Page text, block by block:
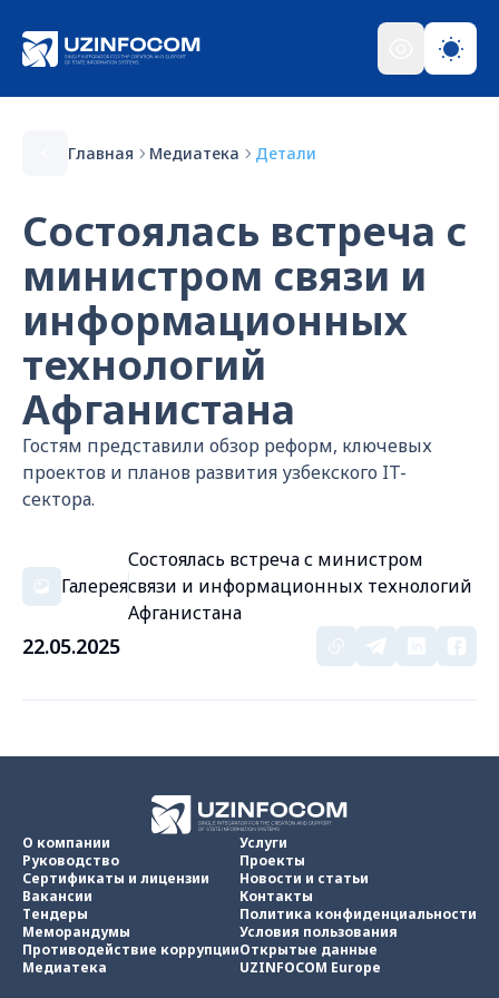
Главная Медиатека Детали
Состоялась встреча с
министром связи и
информационных
технологий
Афганистана
Гостям представили обзор реформ, ключевых
проектов и планов развития узбекского IT-
сектора.
Галерея
Состоялась встреча с министром
связи и информационных технологий
Афганистана
22.05.2025
О компании
Руководство
Сертификаты и лицензии
Вакансии
Тендеры
Меморандумы
Противодействие коррупции
Медиатека
Услуги
Проекты
Новости и статьи
Контакты
Политика конфиденциальности
Условия пользования
Открытые данные
UZINFOCOM Europe